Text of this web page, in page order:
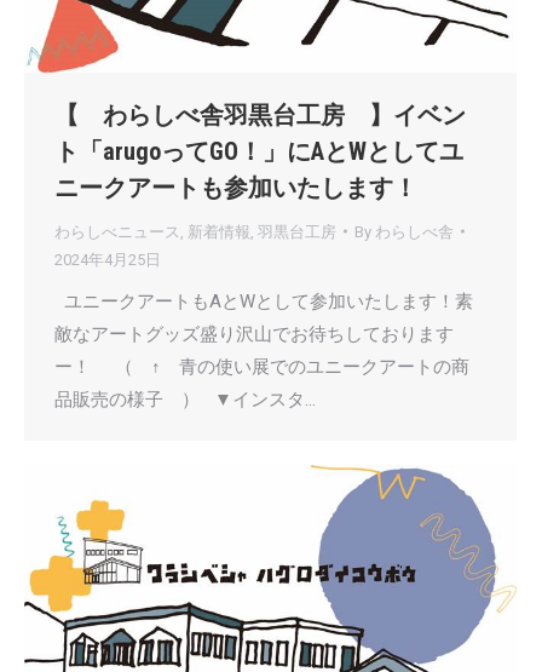
【 わらしべ舎羽黒台工房 】イベン
ト「arugoってGO！」にAとWとしてユ
ニークアートも参加いたします！
わらしべニュース 新着情報 羽黒台工房 By わらしべ舎
2024年4月25日
ユニークアートもAとWとして参加いたします！素
敵なアートグッズ盛り沢山でお待ちしております
ー！ （ ↑ 青の使い展でのユニークアートの商
品販売の様子 ） ▼インスタ…